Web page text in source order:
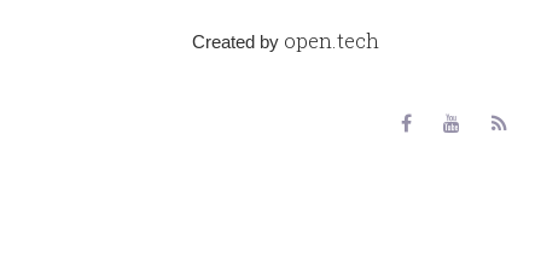
Created by open.tech